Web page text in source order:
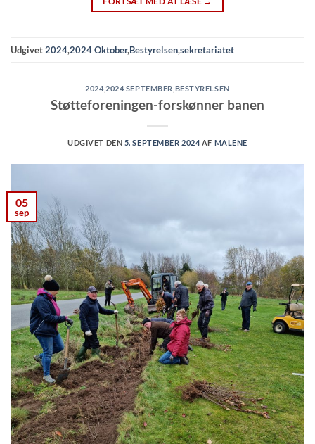
Udgivet2024,2024 Oktober,Bestyrelsen,sekretariatet
2024,2024 SEPTEMBER BESTYRELSEN
Støtteforeningen-forskønner banen
UDGIVET DEN 5. SEPTEMBER 2024 AF MALENE
05
sep